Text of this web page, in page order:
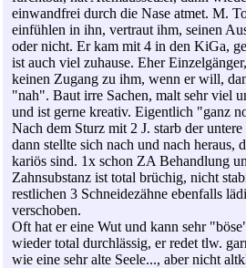
einwandfrei durch die Nase atmet. M.
einfühlen in ihn, vertraut ihm, seinen
oder nicht. Er kam mit 4 in den KiGa,
ist auch viel zuhause. Eher
keinen Zugang zu ihm, wenn er will,
"nah". Baut irre Sachen, malt sehr viel
und ist gerne kreativ. Eigentlich "ganz
Nach dem Sturz mit 2 J. starb der
dann stellte sich nach und nach heraus,
kariös sind. 1x schon ZA Behandlung
Zahnsubstanz ist total brüchig, nicht
restlichen 3 Schneidezähne ebenfalls
verschoben.
Oft hat er eine Wut und kann sehr
wieder total durchlässig, er redet tlw.
wie eine sehr alte Seele..., aber nicht